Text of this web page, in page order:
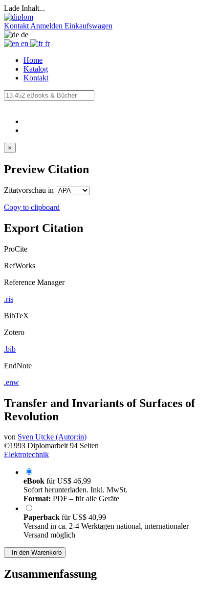
Lade Inhalt...
Kontakt Anmelden Einkaufswagen
de
en
fr
Home
Katalog
Kontakt
×
Preview Citation
Zitatvorschau in
Copy to clipboard
Export Citation
ProCite
RefWorks
Reference Manager
.ris
BibTeX
Zotero
.bib
EndNote
.enw
Transfer and Invariants of Surfaces of
Revolution
von Sven Utcke (Autor:in)
©1993 Diplomarbeit 94 Seiten
Elektrotechnik
eBook fürUS$ 46,99
Sofort herunterladen. Inkl. MwSt.
Format: PDF – für alle Geräte
Paperback fürUS$ 40,99
Versand in ca. 2-4 Werktagen national, internationaler
Versand möglich
In den Warenkorb
Zusammenfassung